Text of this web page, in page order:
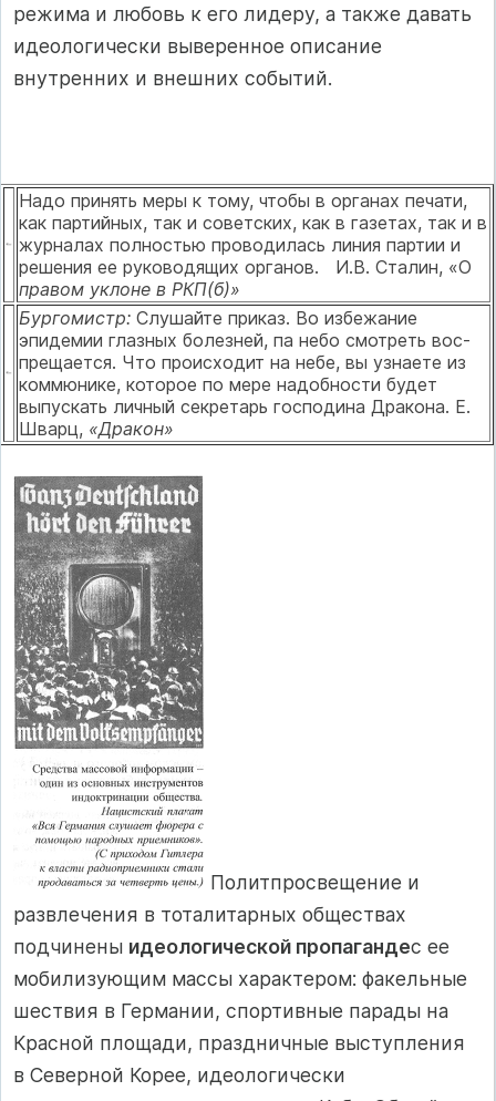
режима и любовь к его лидеру, а также давать
идеологически выверенное описание
внутренних и внешних событий.
Надо принять меры к тому, что­бы в органах печати,
как партий­ных, так и советских, как в газе­тах, так и в
журналах полностью проводилась линия партии и
ре­шения ее руководящих органов. И.В. Сталин, «О
правом уклоне в РКП(б)»
Бургомистр: Слушайте приказ. Во избежание
эпидемии глазных болезней, па небо смотреть вос­
прещается. Что происходит на небе, вы узнаете из
коммюнике, которое по мере надобности бу­дет
выпускать личный секретарь господина Дракона. Е.
Шварц, «Дракон»
Политпросвещение и
развлечения в тоталитарных обществах
подчине­ны идеологической пропагандес ее
мобилизующим массы характером: факельные
шествия в Германии, спортивные парады на
Красной площади, праздничные выступления
в Северной Корее, идеологически